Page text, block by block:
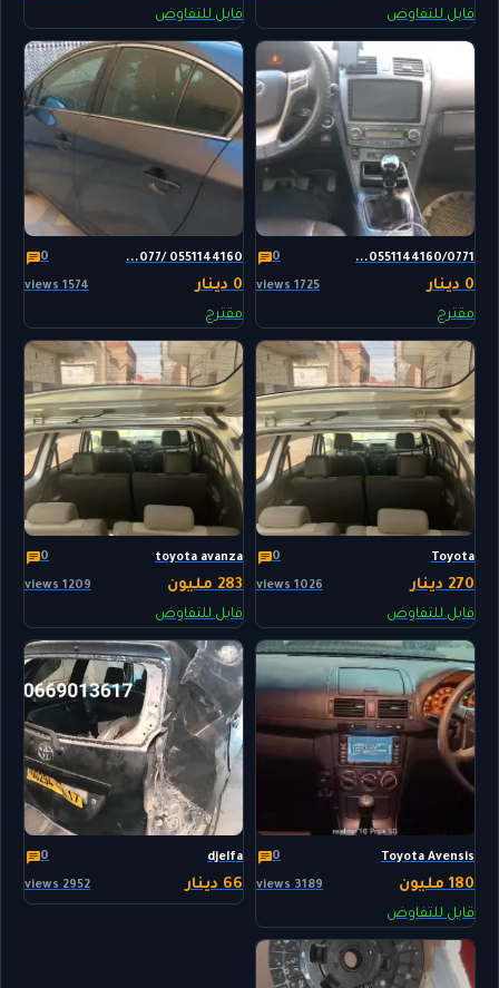
قابل للتفاوض قابل للتفاوض
0551144160/0771...
0
0 دينار 1725 views
مقترح
0551144160 /077...
0
0 دينار 1574 views
مقترح
Toyota
0
270 دينار 1026 views
قابل للتفاوض
toyota avanza
0
283 مليون 1209 views
قابل للتفاوض
Toyota Avensis
0
180 مليون 3189 views
قابل للتفاوض
djelfa
0
66 دينار 2952 views